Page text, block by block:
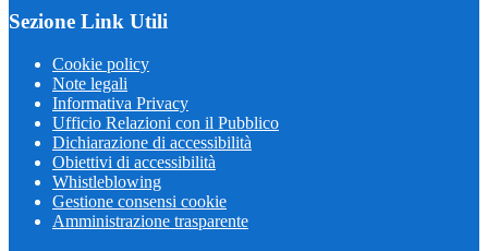
Sezione Link Utili
Cookie policy
Note legali
Informativa Privacy
Ufficio Relazioni con il Pubblico
Dichiarazione di accessibilità
Obiettivi di accessibilità
Whistleblowing
Gestione consensi cookie
Amministrazione trasparente